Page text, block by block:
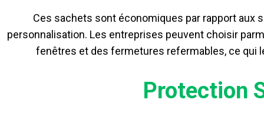
Ces sachets sont économiques par rapport
personnalisation. Les entreprises peuvent choisir
fenêtres et des fermetures refermables, ce qui
Protection